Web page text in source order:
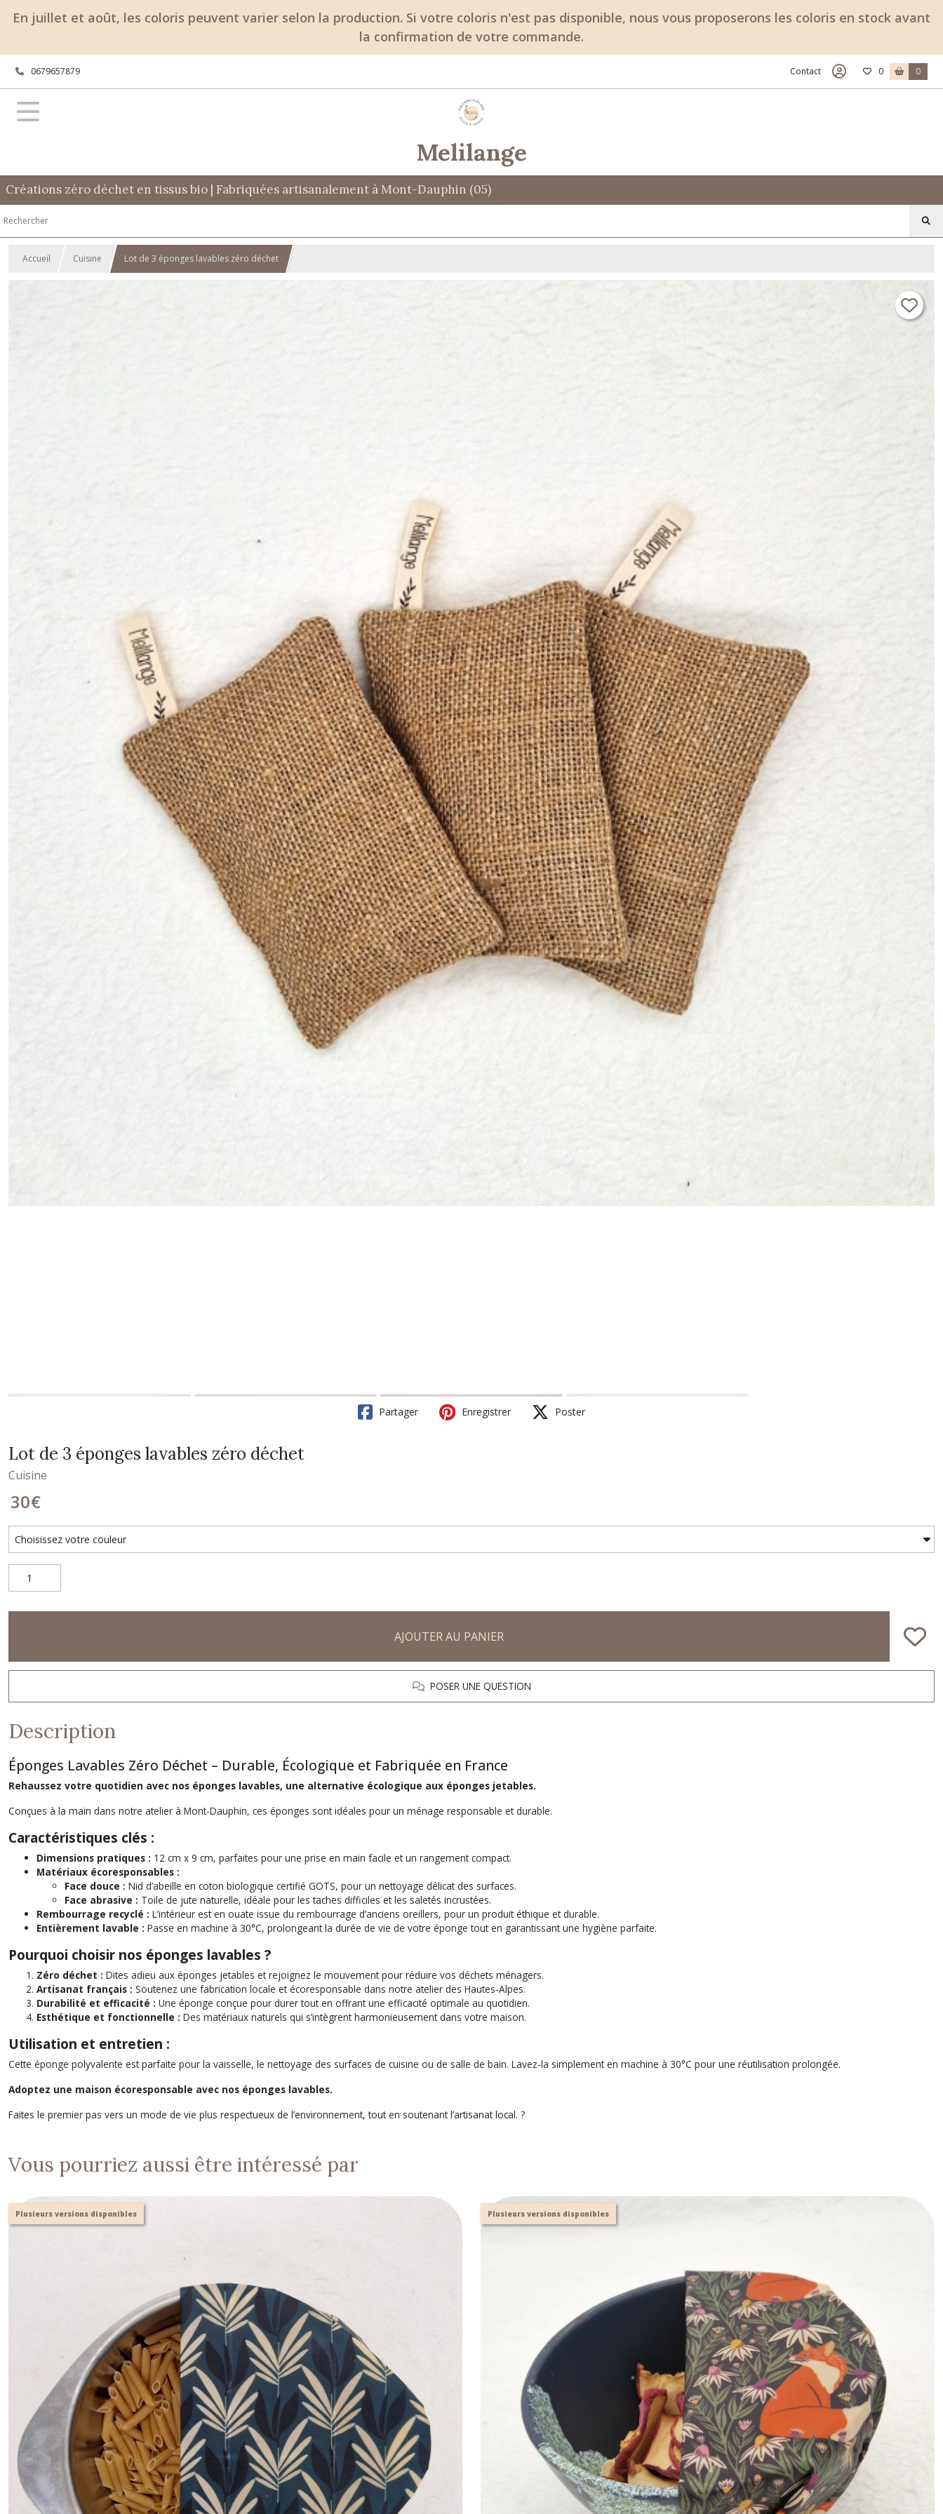
En juillet et août, les coloris peuvent varier selon la production. Si votre coloris n'est pas disponible, nous vous proposerons les coloris en stock avant
la confirmation de votre commande.
0679657879 Contact 0 0
Melilange
Créations zéro déchet en tissus bio | Fabriquées artisanalement à Mont-Dauphin (05)
Accueil Cuisine Lot de 3 éponges lavables zéro déchet
Partager Enregistrer Poster
Lot de 3 éponges lavables zéro déchet
Cuisine
30€
AJOUTER AU PANIER
POSER UNE QUESTION
Description
Éponges Lavables Zéro Déchet – Durable, Écologique et Fabriquée en France
Rehaussez votre quotidien avec nos éponges lavables, une alternative écologique aux éponges jetables.
Conçues à la main dans notre atelier à Mont-Dauphin, ces éponges sont idéales pour un ménage responsable et durable.
Caractéristiques clés :
Dimensions pratiques : 12 cm x 9 cm, parfaites pour une prise en main facile et un rangement compact.
Matériaux écoresponsables :
Face douce : Nid d’abeille en coton biologique certifié GOTS, pour un nettoyage délicat des surfaces.
Face abrasive : Toile de jute naturelle, idéale pour les taches difficiles et les saletés incrustées.
Rembourrage recyclé : L’intérieur est en ouate issue du rembourrage d’anciens oreillers, pour un produit éthique et durable.
Entièrement lavable : Passe en machine à 30°C, prolongeant la durée de vie de votre éponge tout en garantissant une hygiène parfaite.
Pourquoi choisir nos éponges lavables ?
Zéro déchet : Dites adieu aux éponges jetables et rejoignez le mouvement pour réduire vos déchets ménagers.
Artisanat français : Soutenez une fabrication locale et écoresponsable dans notre atelier des Hautes-Alpes.
Durabilité et efficacité : Une éponge conçue pour durer tout en offrant une efficacité optimale au quotidien.
Esthétique et fonctionnelle : Des matériaux naturels qui s’intègrent harmonieusement dans votre maison.
Utilisation et entretien :
Cette éponge polyvalente est parfaite pour la vaisselle, le nettoyage des surfaces de cuisine ou de salle de bain. Lavez-la simplement en machine à 30°C pour une réutilisation prolongée.
Adoptez une maison écoresponsable avec nos éponges lavables.
Faites le premier pas vers un mode de vie plus respectueux de l’environnement, tout en soutenant l’artisanat local. ?
Vous pourriez aussi être intéressé par
Plusieurs versions disponibles Plusieurs versions disponibles